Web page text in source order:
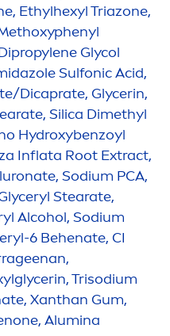
Ethylhexyl Triazone,
Glycol
Sulfonic Acid,
Dicaprate, Glycerin,
Silica Dimethyl
Hydroxybenzoyl
Inflata Root Extract,
ate, Sodium PCA,
Stearate,
Alcohol, Sodium
6 Behenate, CI
Trisodium
Xanthan Gum,
Alumina